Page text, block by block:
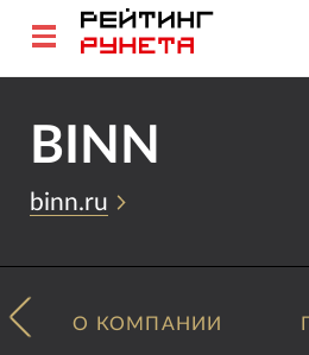
BINN
binn.ru
О КОМПАНИИ